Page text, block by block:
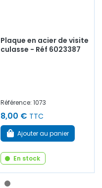
Plaque en acier de visite
culasse - Réf 6023387
Référence: 1073
8,00 € TTC
Ajouter au panier
En stock